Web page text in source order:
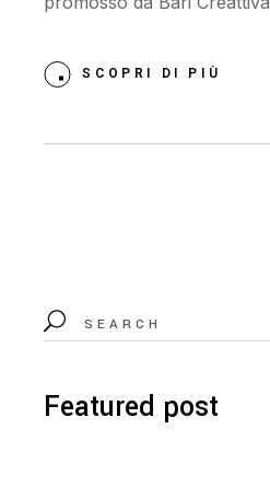
SCOPRI DI PIÙ
Featured post